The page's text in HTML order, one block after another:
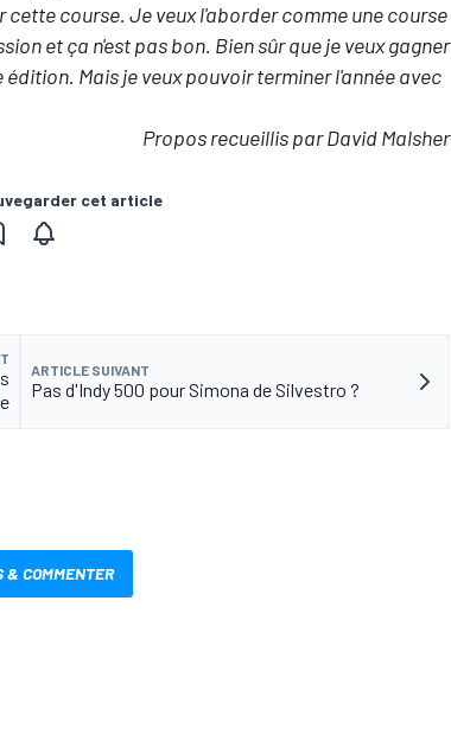
course. Je veux l'aborder comme une course
et ça n'est pas bon. Bien sûr que je veux gagner
Mais je veux pouvoir terminer l'année avec
Propos recueillis par David Malsher
cet article
ARTICLE SUIVANT
Pas d'Indy 500 pour Simona de Silvestro ?
& COMMENTER